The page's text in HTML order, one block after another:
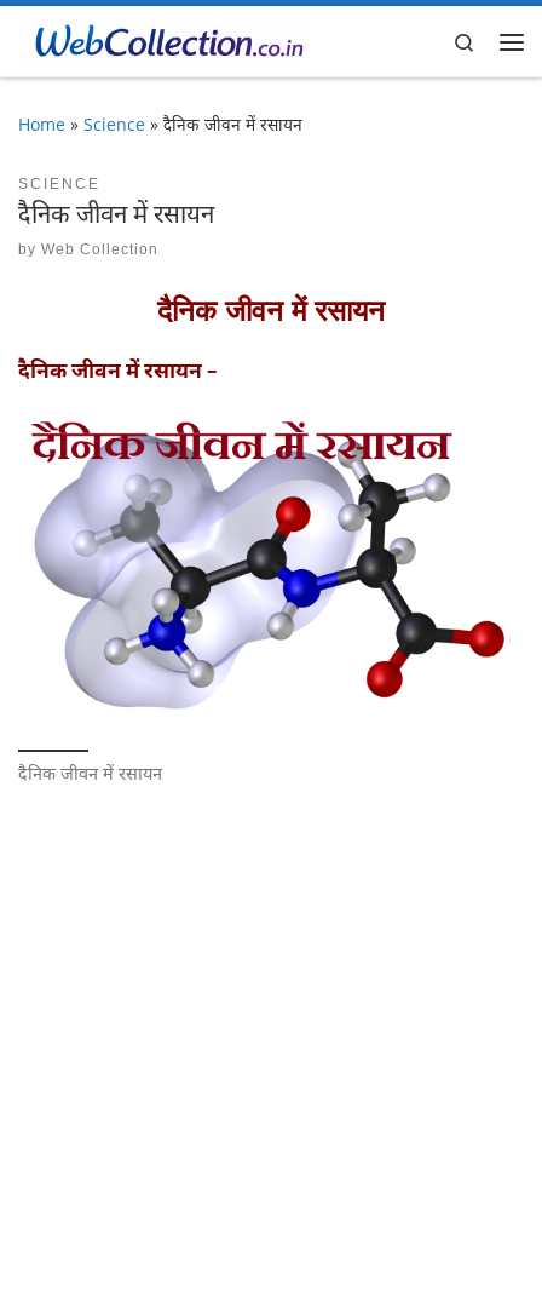
Skip to content
Search
Home » Science » दैनिक जीवन में रसायन
SCIENCE
दैनिक जीवन में रसायन
by Web Collection
दैनिक जीवन में रसायन
दैनिक जीवन में रसायन –
दैनिक जीवन में रसायन